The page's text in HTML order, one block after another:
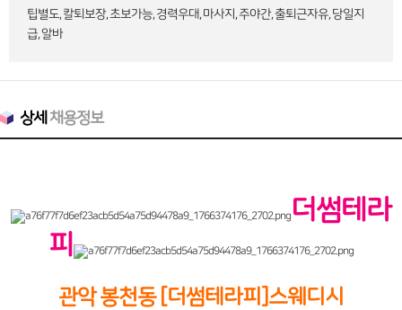
팁별도, 칼퇴보장, 초보가능, 경력우대, 마사지, 주야간, 출퇴근자유, 당일지
급, 알바
상세 채용정보
더썸테라
피
관악 봉천동 [더썸테라피]스웨디시